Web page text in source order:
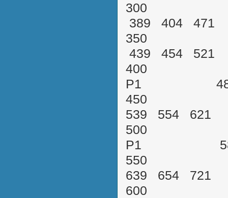
300
389 404
350
439 454
400
P1 489
450
539 554
500
P1 589
550
639 654
600